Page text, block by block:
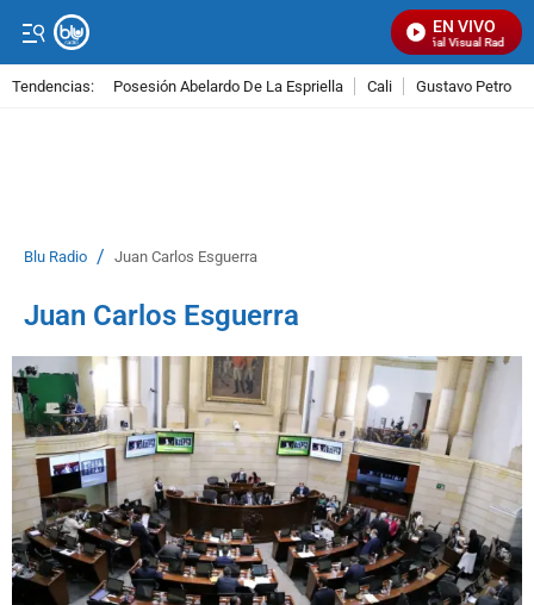
EN VIVO
Señal Visual Radio
Tendencias: Posesión Abelardo De La Espriella Cali Gustavo Petro
Blu Radio / Juan Carlos Esguerra
Juan Carlos Esguerra